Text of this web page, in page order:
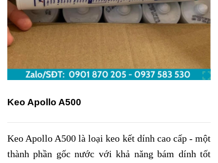
Keo Apollo A500
Keo Apollo A500 là loại keo kết dính cao cấp - một
thành phần gốc nước với khả năng bám dính tốt